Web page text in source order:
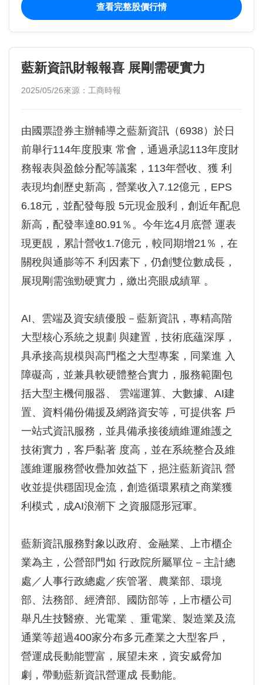
查看完整股價行情
藍新資訊財報報喜 展剛需硬實力
2025/05/26來源：工商時報
由國票證券主辦輔導之藍新資訊（6938）於日
前舉行114年度股東 常會，通過承認113年度財
務報表與盈餘分配等議案，113年營收、獲 利
表現均創歷史新高，營業收入7.12億元，EPS
6.18元，並配發每股 5元現金股利，創近年配息
新高，配發率達80.91％。今年迄4月底營 運表
現更靚，累計營收1.7億元，較同期增21％，在
關稅與通膨等不 利因素下，仍創雙位數成長，
展現剛需強勁硬實力，繳出亮眼成績單 。
AI、雲端及資安績優股－藍新資訊，專精高階
大型核心系統之規劃 與建置，技術底蘊深厚，
具承接高規模與高門檻之大型專案，同業進 入
障礙高，並兼具軟硬體整合實力，服務範圍包
括大型主機伺服器、 雲端運算、大數據、AI建
置、資料備份備援及網路資安等，可提供客 戶
一站式資訊服務，並具備承接後續維運維護之
技術實力，客戶黏著 度高，並在系統整合及維
護維運服務營收疊加效益下，挹注藍新資訊 營
收並提供穩固現金流，創造循環累積之商業獲
利模式，成AI浪潮下 之資服隱形冠軍。
藍新資訊服務對象以政府、金融業、上市櫃企
業為主，公營部門如 行政院所屬單位－主計總
處／人事行政總處／疾管署、農業部、環境
部、法務部、經濟部、國防部等，上市櫃公司
舉凡生技醫療、光電業 、重電業、製造業及流
通業等超過400家分布多元產業之大型客戶，
營運成長動能豐富，展望未來，資安威脅加
劇，帶動藍新資訊營運成 長動能。